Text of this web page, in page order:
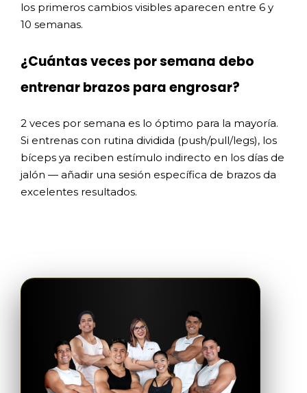
los primeros cambios visibles aparecen entre 6 y
10 semanas.
¿Cuántas veces por semana debo
entrenar brazos para engrosar?
2 veces por semana es lo óptimo para la mayoría.
Si entrenas con rutina dividida (push/pull/legs), los
bíceps ya reciben estímulo indirecto en los días de
jalón — añadir una sesión específica de brazos da
excelentes resultados.